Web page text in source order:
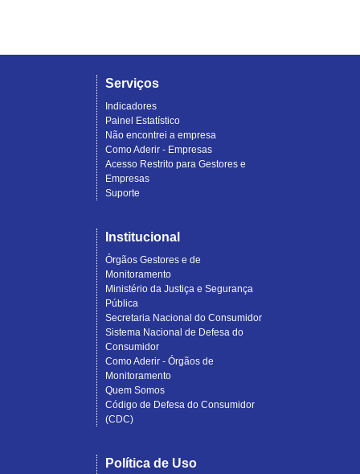
Serviços
Indicadores
Painel Estatístico
Não encontrei a empresa
Como Aderir - Empresas
Acesso Restrito para Gestores e
Empresas
Suporte
Institucional
Órgãos Gestores e de
Monitoramento
Ministério da Justiça e Segurança
Pública
Secretaria Nacional do Consumidor
Sistema Nacional de Defesa do
Consumidor
Como Aderir - Órgãos de
Monitoramento
Quem Somos
Código de Defesa do Consumidor
(CDC)
Política de Uso